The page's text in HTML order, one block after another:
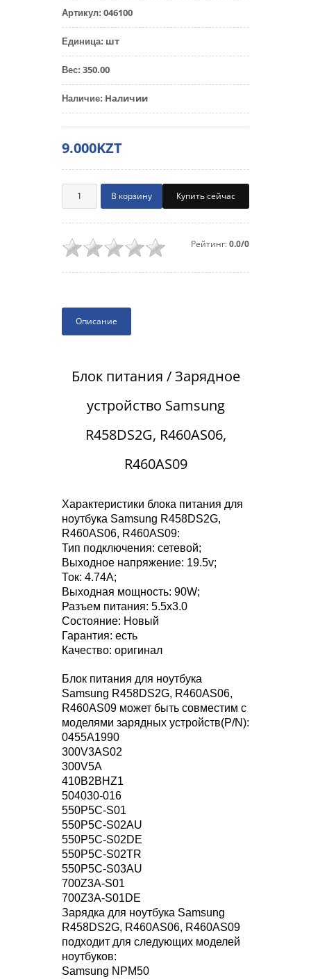
Артикул: 046100
Единица: шт
Вес: 350.00
Наличие: Наличии
9.000KZT
Купить сейчас
Рейтинг:0.0/0
Описание
Блок питания / Зарядное
устройство Samsung
R458DS2G, R460AS06,
R460AS09
Характеристики блока питания для
ноутбука Samsung R458DS2G,
R460AS06, R460AS09:
Тип подключения: сетевой;
Выходное напряжение: 19.5v;
Ток: 4.74A;
Выходная мощность: 90W;
Разъем питания: 5.5x3.0
Состояние: Новый
Гарантия: есть
Качество: оригинал
Блок питания для ноутбука
Samsung R458DS2G, R460AS06,
R460AS09 может быть совместим с
моделями зарядных устройств(P/N):
0455A1990
300V3AS02
300V5A
410B2BHZ1
504030-016
550P5C-S01
550P5C-S02AU
550P5C-S02DE
550P5C-S02TR
550P5C-S03AU
700Z3A-S01
700Z3A-S01DE
Зарядка для ноутбука Samsung
R458DS2G, R460AS06, R460AS09
подходит для следующих моделей
ноутбуков:
Samsung NPM50